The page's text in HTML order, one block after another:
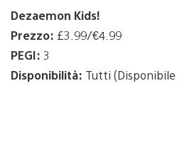
Dezaemon Kids!
Prezzo: £3.99/€4.99
PEGI: 3
Disponibilità: Tutti (Disponibile